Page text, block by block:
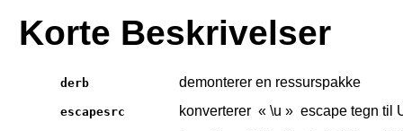
Korte Beskrivelser
derb demonterer en ressurspakke
escapesrc konverterer « \u » escape tegn til